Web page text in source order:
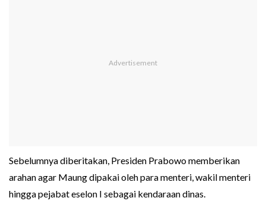
Sebelumnya diberitakan, Presiden Prabowo memberikan
arahan agar Maung dipakai oleh para menteri, wakil menteri
hingga pejabat eselon I sebagai kendaraan dinas.